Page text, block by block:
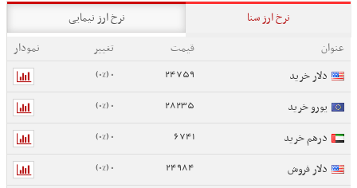
نرخ ارز سنا
نرخ ارز نیمایی
عنوان
قیمت تغییر
نمودار
دلار خرید
24759
0 (0%)
یورو خرید 28235
0 (0%)
درهم خرید 6741
0 (0%)
دلار فروش 24984
0 (0%)